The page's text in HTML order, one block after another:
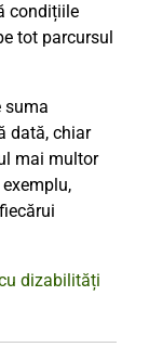
condițiile
tot parcursul
suma
dată, chiar
mai multor
dizabilități